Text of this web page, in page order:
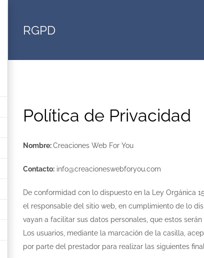
RGPD
Política de Privacidad
Nombre:Creaciones Web For You
Contacto: info@creacioneswebforyou.com
De conformidad con lo dispuesto en la Ley Orgánica
el responsable del sitio web, en cumplimiento de lo
vayan a facilitar sus datos personales, que estos
Los usuarios, mediante la marcación de la casilla,
por parte del prestador para realizar las siguientes